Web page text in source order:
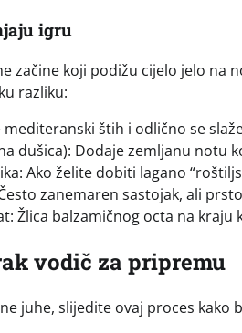
igru
začine koji podižu cijelo jelo na
razliku:
mediteranski štih i odlično se
dušica): Dodaje zemljanu notu
Ako želite dobiti lagano
zanemaren sastojak, ali
Žlica balzamičnog octa na
vodič za pripremu
juhe, slijedite ovaj proces